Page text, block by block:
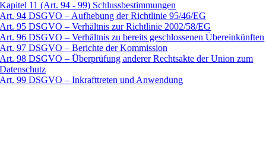
Kapitel 11 (Art. 94 - 99) Schlussbestimmungen
Art. 94 DSGVO – Aufhebung der Richtlinie 95/46/EG
Art. 95 DSGVO – Verhältnis zur Richtlinie 2002/58/EG
Art. 96 DSGVO – Verhältnis zu bereits geschlossenen Übereinkünften
Art. 97 DSGVO – Berichte der Kommission
Art. 98 DSGVO – Überprüfung anderer Rechtsakte der Union zum
Datenschutz
Art. 99 DSGVO – Inkrafttreten und Anwendung